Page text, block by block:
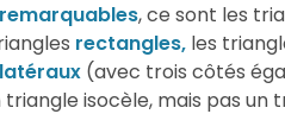
, ce sont les
rectangles, les
(avec trois côtés
isocèle, mais pas un